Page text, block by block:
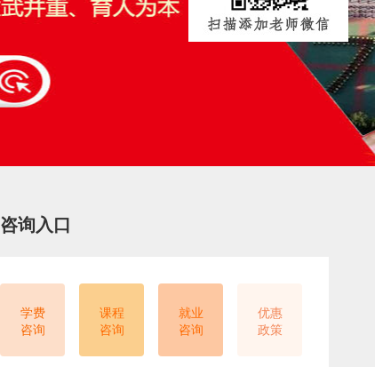
咨询入口
学费
咨询
课程
咨询
就业
咨询
优惠
政策